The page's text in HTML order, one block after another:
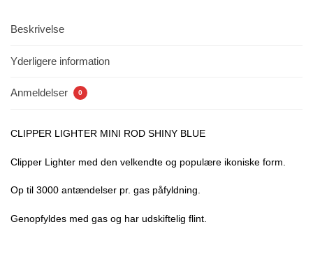
Beskrivelse
Yderligere information
Anmeldelser 0
CLIPPER LIGHTER MINI ROD SHINY BLUE
Clipper Lighter med den velkendte og populære ikoniske form.
Op til 3000 antændelser pr. gas påfyldning.
Genopfyldes med gas og har udskiftelig flint.